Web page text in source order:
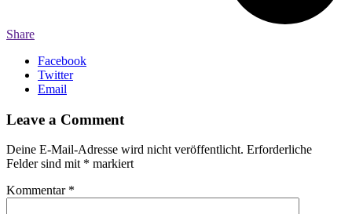
Share
Facebook
Twitter
Email
Leave a Comment
Deine E-Mail-Adresse wird nicht veröffentlicht. Erforderliche
Felder sind mit * markiert
Kommentar *